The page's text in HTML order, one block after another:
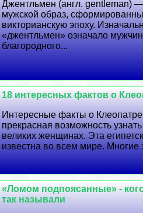
Джентльмен (англ. gentleman)
мужской образ,
викторианскую эпоху.
«джентльмен» означало
благородного...
18 интересных фактов о
Интересные факты о Клеопатре
прекрасная возможность
великих женщинах. Эта
известна во всем мире. Многие
«Ломом подпоясанные» -
так называли